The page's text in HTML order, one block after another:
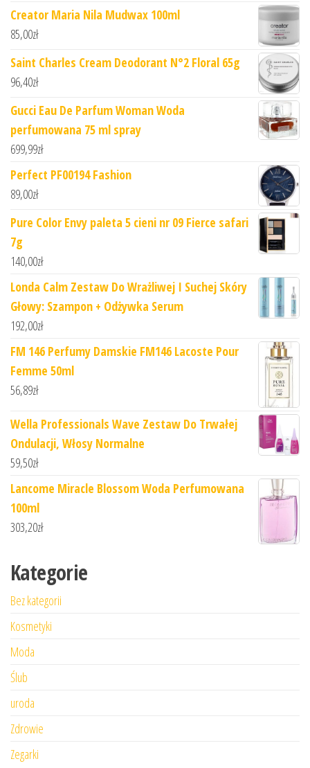
Creator Maria Nila Mudwax 100ml
85,00zł
Saint Charles Cream Deodorant N°2 Floral 65g
96,40zł
Gucci Eau De Parfum Woman Woda
perfumowana 75 ml spray
699,99zł
Perfect PF00194 Fashion
89,00zł
Pure Color Envy paleta 5 cieni nr 09 Fierce safari
7g
140,00zł
Londa Calm Zestaw Do Wrażliwej I Suchej Skóry
Głowy: Szampon + Odżywka Serum
192,00zł
FM 146 Perfumy Damskie FM146 Lacoste Pour
Femme 50ml
56,89zł
Wella Professionals Wave Zestaw Do Trwałej
Ondulacji, Włosy Normalne
59,50zł
Lancome Miracle Blossom Woda Perfumowana
100ml
303,20zł
Kategorie
Bez kategorii
Kosmetyki
Moda
Ślub
uroda
Zdrowie
Zegarki